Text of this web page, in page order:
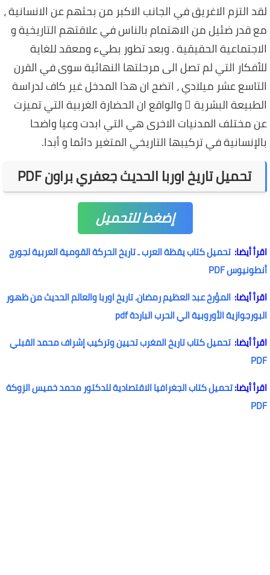
لقد التزم الاغريق في الجانب الاكبر من بحثهم عن الانسانية ،
مع قدر ضئيل من الاهتمام بالناس في علاقتهم التاريخية و
الاجتماعية الحقيقية . وبعد تطور بطيء ومعقد للغاية
للأفكار التي لم تصل الى مرحلتها النهائية سوى في القرن
التاسع عشر ميلادي ، اتضح ان هذا المدخل غير كاف لدراسة
الطبيعة البشرية ٍ والواقع ان الحضارة الغربية التي تميزت
عن مختلف المدنيات الاخرى هي التي ابدت وعيا واضحا
بالإنسانية في تركيبها التاريخي المتغير دائما و أبدا.
تحميل تاريخ اوربا الحديث جعفري براون PDF
إضغط للتحميل
اقرأ أيضا: تحميل كتاب يقظة العرب ـ تاريخ الحركة القومية العربية لجورج
أنطونيوس PDF
اقرأ أيضا: المؤرخ عبد العظيم رمضان. تاريخ اوربا والعالم الحديث من ظهور
البورجوازية الأوروبية الي الحرب الباردة pdf
اقرأ أيضا: تحميل كتاب تاريخ المغرب تحيين وتركيب إشراف محمد القبلي
PDF
اقرأ أيضا:تحميل كتاب الجغرافيا الاقتصادية للدكتور محمد خميس الزوكة
PDF